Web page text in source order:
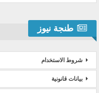
طنجة نيوز
شروط الاستخدام
بيانات قانونية